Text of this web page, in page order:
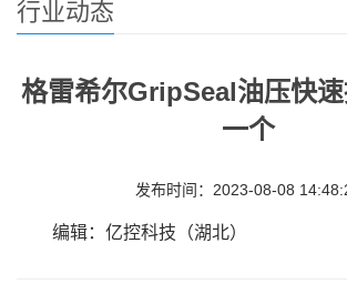
行业动态
格雷希尔GripSeal油压快
一个
发布时间：2023-08-08
编辑：亿控科技（湖北）